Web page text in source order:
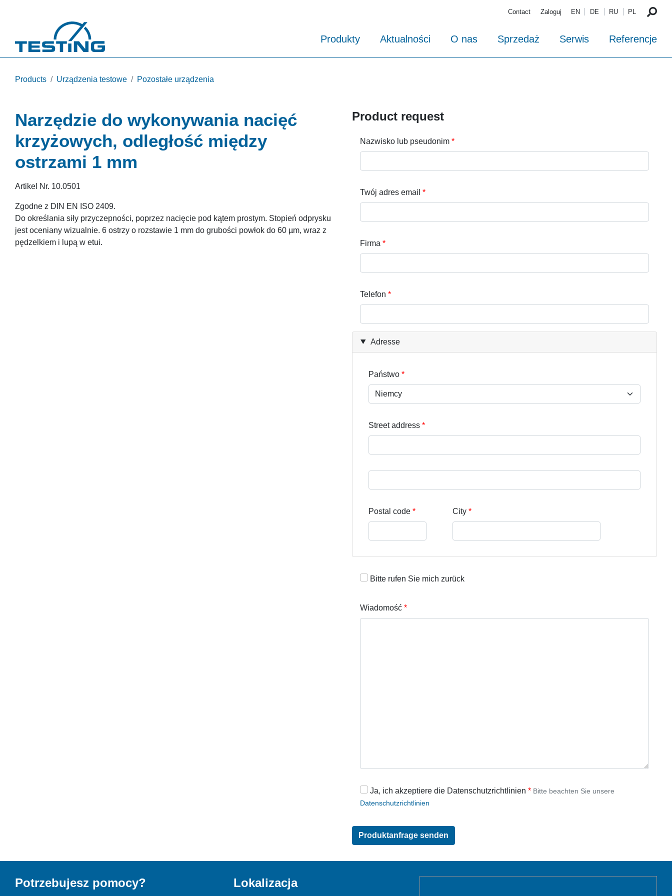
Contact Zaloguj EN DE RU PL
Produkty Aktualności O nas Sprzedaż Serwis Referencje
Products Urządzenia testowe Pozostałe urządzenia
Narzędzie do wykonywania nacięć
krzyżowych, odległość między
ostrzami 1 mm
Artikel Nr. 10.0501
Zgodne z DIN EN ISO 2409.
Do określania siły przyczepności, poprzez nacięcie pod kątem prostym. Stopień odprysku
jest oceniany wizualnie. 6 ostrzy o rozstawie 1 mm do grubości powłok do 60 µm, wraz z
pędzelkiem i lupą w etui.
Product request
Nazwisko lub pseudonim
Twój adres email
Firma
Telefon
Adresse
Państwo
Street address
Postal code City
Bitte rufen Sie mich zurück
Wiadomość
Ja, ich akzeptiere die Datenschutzrichtlinien
Bitte beachten Sie unsere
Datenschutzrichtlinien
Potrzebujesz pomocy? Lokalizacja